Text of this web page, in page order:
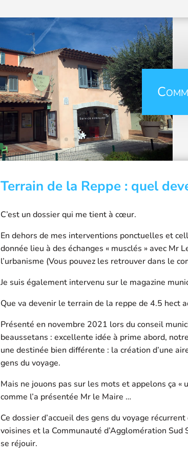
Terrain de la Reppe : quel
C’est un dossier qui me tient à cœur.
En dehors de mes interventions ponctuelles et
donnée lieu à des échanges « musclés » avec Mr
l’urbanisme (Vous pouvez les retrouver dans le
Je suis également intervenu sur le magazine
Que va devenir le terrain de la reppe de 4.5 hect
Présenté en novembre 2021 lors du conseil
beaussetans : excellente idée à prime abord,
une destinée bien différente : la création d’une
gens du voyage.
Mais ne jouons pas sur les mots et appelons ça «
comme l’a présentée Mr le Maire …
Ce dossier d’accueil des gens du voyage
voisines et la Communauté d’Agglomération Sud
se réjouir.